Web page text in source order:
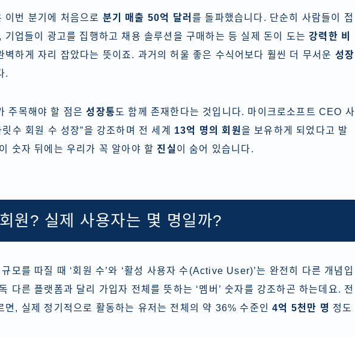
이번 분기에 처음으로 분기 매출 50억 달러를 돌파했습니다. 단순히 사람들이 접
기업들이 광고를 집행하고 채용 솔루션을 구매하는 등 실제 돈이 도는강력한 비
벽하게 자리 잡았다는 뜻이죠. 과거의 허울 좋은 수식어보다 훨씬 더 무서운 성장
.
주목해야 할 점은성장통 도 함께 존재한다는 것입니다. 마이크로소프트 CEO 사
수 회원 수 성장”을 강조하며 전 세계 13억 명의 회원을 보유하게 되었다고 발
숫자 뒤에는 우리가 꼭 알아야 할진실 이 숨어 있습니다.
원? 실제 사용자는 몇 명일까?
규모를 따질 때 ‘회원 수’와 ‘활성 사용자 수(Active User)’는 완전히 다른 개념입
다른 플랫폼과 달리 가입자 전체를 뜻하는 ‘멤버’ 숫자를 강조하곤 하는데요. 전
면, 실제 정기적으로 활동하는 유저는 전체의 약 36% 수준인4억 5천만 명 정도